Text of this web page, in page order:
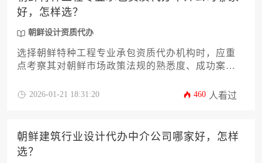
好，怎样选？
朝鲜设计资质代办
选择朝鲜特种工程专业承包资质代办机构时，应重
点考察其对朝鲜市场政策法规的熟悉度、成功案例
的行业积淀、朝鲜设计资质代办业务专业性以及风
伙伴。
2026-01-21 18:31:20 460 人看过
朝鲜建筑行业设计代办中介公司哪家好，怎样
选？